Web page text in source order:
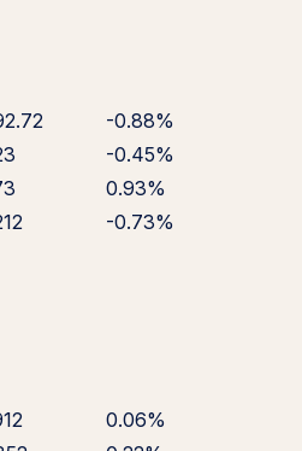
-0.88%
-0.45%
0.93%
-0.73%
0.06%